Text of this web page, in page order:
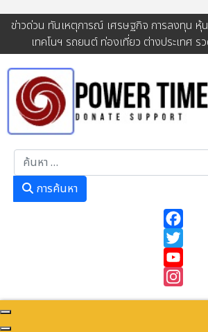
ข่าวด่วน ทันเหตุการณ์ เศรษฐกิจ การลงทุน หุ้
เทคโนฯ รถยนต์ ท่องเที่ยว ต่างประเทศ ร
การค้นหา